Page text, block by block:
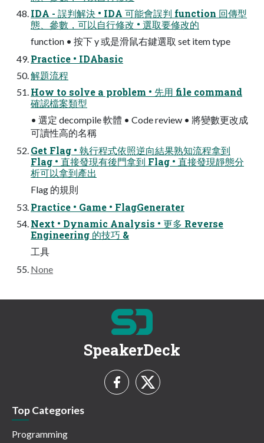
IDA - 誤判解決 • IDA 可能會誤判 function 回傳型
態、參數，可以自行修改 • 選取要修改的
function • 按下 y 或是滑鼠右鍵選取 set item type
Practice • IDAbasic
解題流程
How to solve a problem • 先用 file command
確認檔案類型
• 選定 decompile 軟體 • Code review • 將變數更改成
可讀性高的名稱
Get Flag • 執行程式依照逆向結果熟知流程拿到
Flag • 直接發現有後門拿到 Flag • 直接發現靜態分
析可以拿到產出
Flag 的規則
Practice • Game • FlagGenerater
Next • Dynamic Analysis • 更多 Reverse
Engineering 的技巧 &
工具
None
SpeakerDeck
Top Categories
Programming